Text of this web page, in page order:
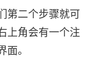
二个步骤就可
上角会有一个注
。